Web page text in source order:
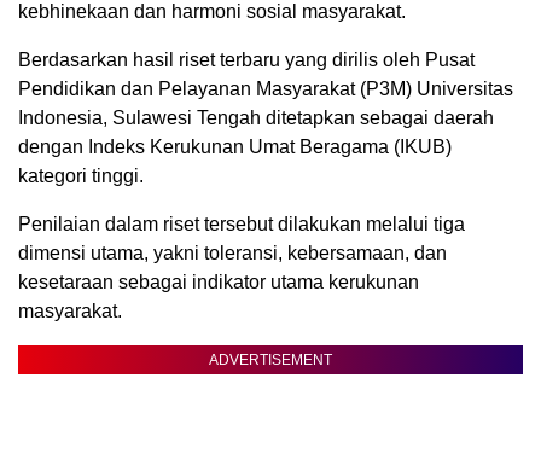
kebhinekaan dan harmoni sosial masyarakat.
Berdasarkan hasil riset terbaru yang dirilis oleh Pusat
Pendidikan dan Pelayanan Masyarakat (P3M) Universitas
Indonesia, Sulawesi Tengah ditetapkan sebagai daerah
dengan Indeks Kerukunan Umat Beragama (IKUB)
kategori tinggi.
Penilaian dalam riset tersebut dilakukan melalui tiga
dimensi utama, yakni toleransi, kebersamaan, dan
kesetaraan sebagai indikator utama kerukunan
masyarakat.
ADVERTISEMENT